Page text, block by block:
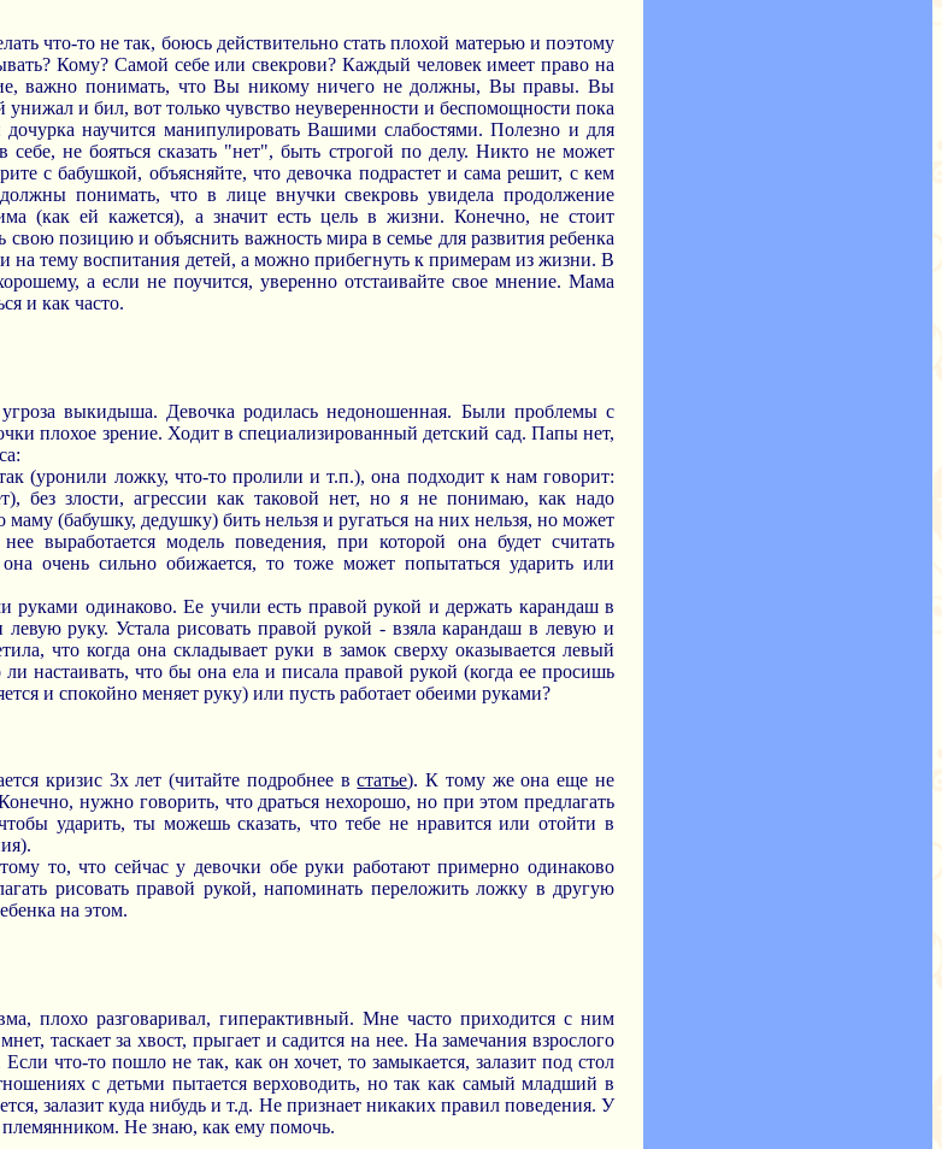
что-то не так, боюсь действительно стать плохой матерью и поэтому
Кому? Самой себе или свекрови? Каждый человек имеет право на
важно понимать, что Вы никому ничего не должны, Вы правы. Вы
и бил, вот только чувство неуверенности и беспомощности пока
научится манипулировать Вашими слабостями. Полезно и для
не бояться сказать "нет", быть строгой по делу. Никто не может
с бабушкой, объясняйте, что девочка подрастет и сама решит, с кем
понимать, что в лице внучки свекровь увидела продолжение
(как ей кажется), а значит есть цель в жизни. Конечно, не стоит
позицию и объяснить важность мира в семье для развития ребенка
на тему воспитания детей, а можно прибегнуть к примерам из жизни. В
а если не поучится, уверенно отстаивайте свое мнение. Мама
и как часто.
выкидыша. Девочка родилась недоношенная. Были проблемы с
плохое зрение. Ходит в специализированный детский сад. Папы нет,
(уронили ложку, что-то пролили и т.п.), она подходит к нам говорит:
без злости, агрессии как таковой нет, но я не понимаю, как надо
(бабушку, дедушку) бить нельзя и ругаться на них нельзя, но может
выработается модель поведения, при которой она будет считать
очень сильно обижается, то тоже может попытаться ударить или
руками одинаково. Ее учили есть правой рукой и держать карандаш в
руку. Устала рисовать правой рукой - взяла карандаш в левую и
что когда она складывает руки в замок сверху оказывается левый
настаивать, что бы она ела и писала правой рукой (когда ее просишь
и спокойно меняет руку) или пусть работает обеими руками?
кризис 3х лет (читайте подробнее встатье). К тому же она еще не
нужно говорить, что драться нехорошо, но при этом предлагать
ударить, ты можешь сказать, что тебе не нравится или отойти в
то, что сейчас у девочки обе руки работают примерно одинаково
рисовать правой рукой, напоминать переложить ложку в другую
на этом.
плохо разговаривал, гиперактивный. Мне часто приходится с ним
таскает за хвост, прыгает и садится на нее. На замечания взрослого
что-то пошло не так, как он хочет, то замыкается, залазит под стол
с детьми пытается верховодить, но так как самый младший в
залазит куда нибудь и т.д. Не признает никаких правил поведения. У
Не знаю, как ему помочь.